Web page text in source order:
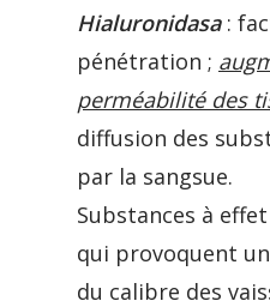
Hialuronidasa :
pénétration ;
perméabilité des
diffusion des
par la sangsue.
Substances à
qui provoquent
du calibre des